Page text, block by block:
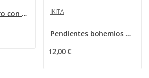
Pendientes de aro con perlas degradadas naranja... IKITA
Pendientes bohemios plateados de Bohm
12,00 €